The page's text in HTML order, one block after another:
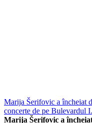
Marija Šerifovic a încheiat
concerte de pe Bulevardul
Marija Šerifovic a